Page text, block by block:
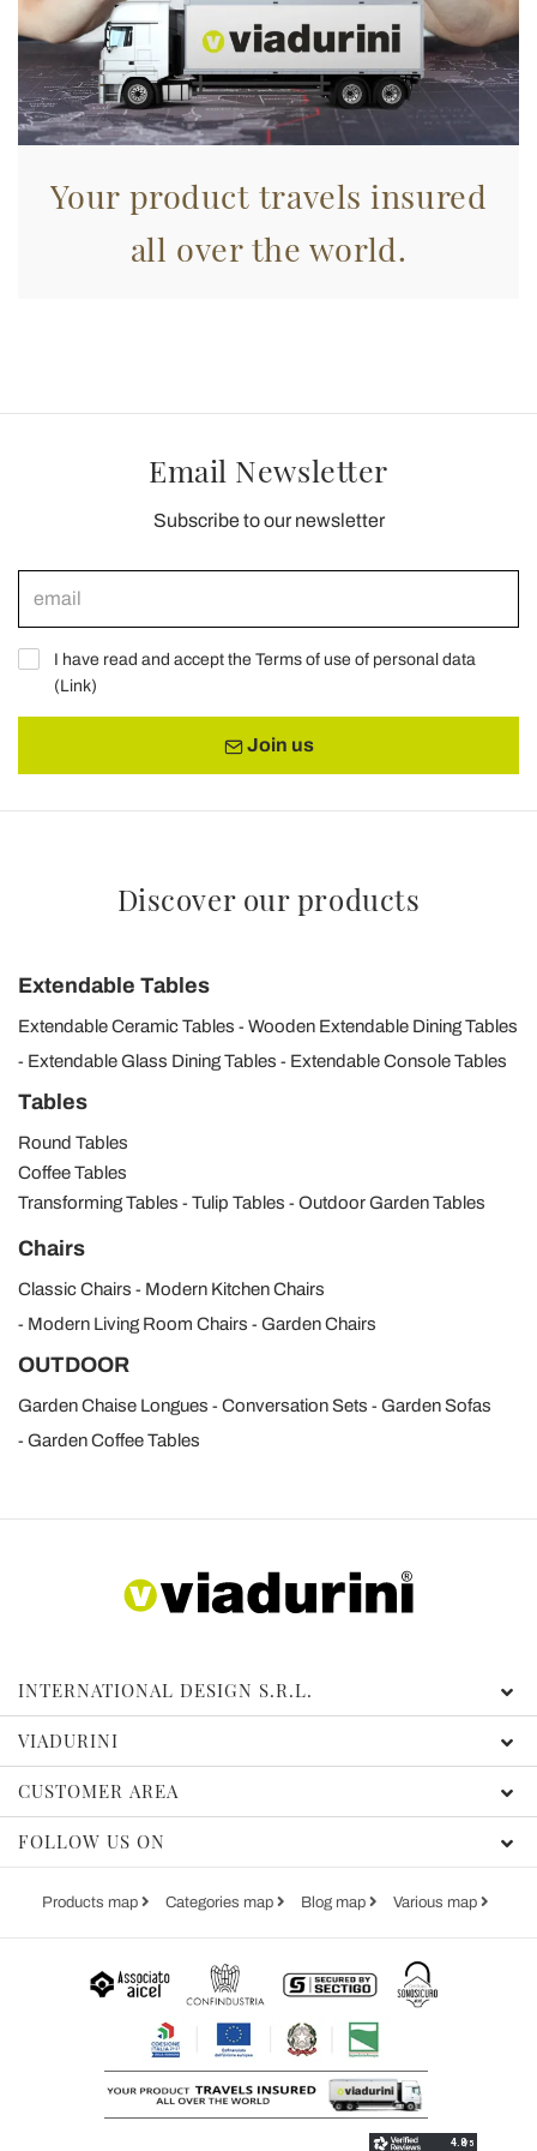
Your product travels insured
all over the world.
Email Newsletter
Subscribe to our newsletter
I have read and accept the Terms of use of personal data
(Link)
Join us
Discover our products
Extendable Tables
Extendable Ceramic Tables
Wooden Extendable Dining Tables
Extendable Glass Dining Tables
Extendable Console Tables
Tables
Round Tables
Coffee Tables
Transforming Tables
Tulip Tables Outdoor Garden Tables
Chairs
Classic Chairs
Modern Kitchen Chairs
Modern Living Room Chairs
Garden Chairs
OUTDOOR
Garden Chaise Longues Conversation Sets
Garden Sofas
Garden Coffee Tables
INTERNATIONAL DESIGN S.R.L.
VIADURINI
CUSTOMER AREA
FOLLOW US ON
Products map Categories map Blog map Various map